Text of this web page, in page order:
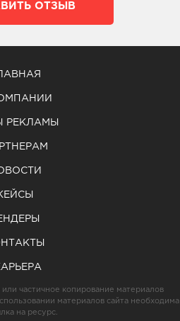
ОТЗЫВ
РЕКЛАМЫ
частичное копирование материалов
материалов сайта необходима
на ресурс.